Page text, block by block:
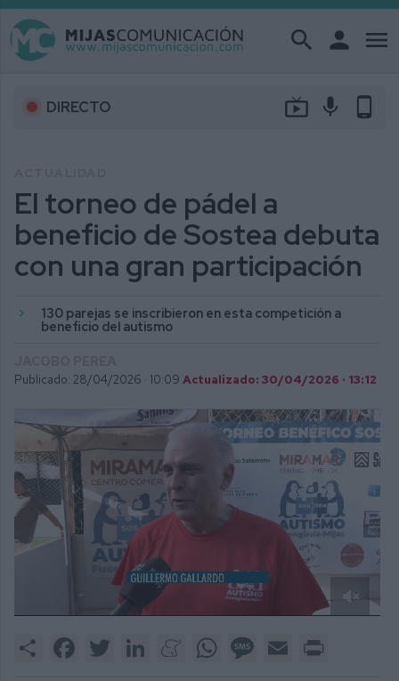
search person menu
DIRECTO live_tv mic phone_android
El torneo de pádel a
beneficio de Sostea debuta
con una gran participación
130 parejas se inscribieron en esta competición a
beneficio del autismo
Publicado: 28/04/2026 · 10:09 Actualizado: 30/04/2026 · 13:12
1
Share FacebookTwitter LinkedInMeneameWhatsAppMessage
Email